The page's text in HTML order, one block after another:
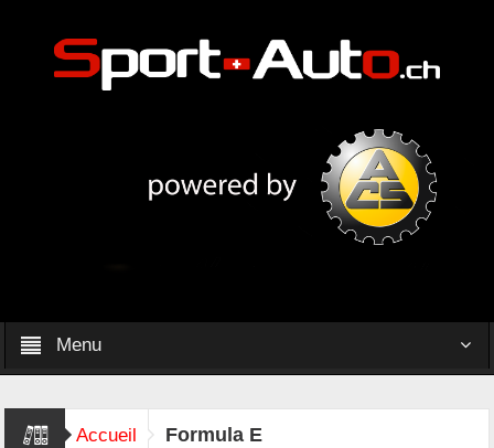
Menu
Accueil Formula E